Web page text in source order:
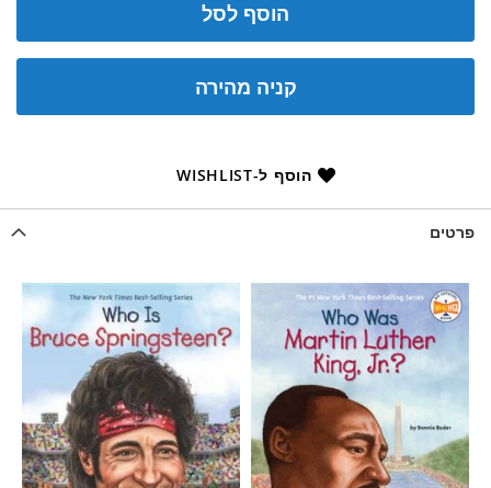
הוסף לסל
קניה מהירה
הוסף ל-WISHLIST
פרטים